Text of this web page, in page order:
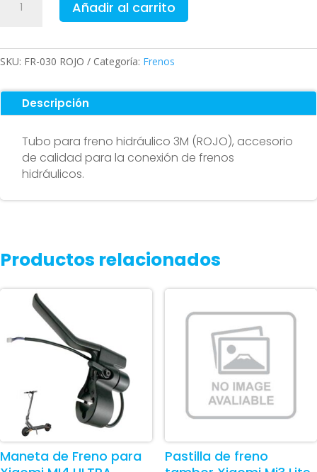
para
3M
cantidad
Añadir al carrito
SKU: FR-030 ROJO Categoría: Frenos
Descripción
Tubo para freno hidráulico 3M (ROJO), accesorio
de calidad para la conexión de frenos
hidráulicos.
Productos relacionados
Maneta de Freno para
Pastilla de freno